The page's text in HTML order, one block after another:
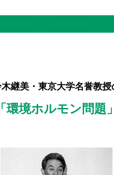
木継美・東京大学名誉教
環境ホルモン問題